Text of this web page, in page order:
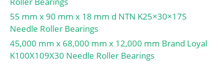
fabricante:6216NR; Peso
/ libra:1.41; Diámetro
exterior:5.512 Inch | 140
Millimeter; Taladro:3.15
Inch | 80 Millimeter;
SREN:0; DE_:49.844;
Prod Baeu
Type3:DGBB_SR_N_OT;
DA_:7.144; BOMP:0;
Z_:11; yobi:6006N;
55 mm x 90 mm x 18 mm d NTN K25×30×17S
Needle Roller Bearings
45,000 mm x 68,000 mm x 12,000 mm Brand Loyal
K100X109X30 Needle Roller Bearings